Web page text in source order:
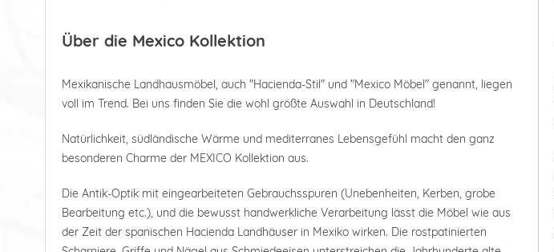
Über die Mexico Kollektion
Mexikanische Landhausmöbel, auch "Hacienda-Stil" und "Mexico Möbel" genannt, liegen
voll im Trend. Bei uns finden Sie die wohl größte Auswahl in Deutschland!
Natürlichkeit, südländische Wärme und mediterranes Lebensgefühl macht den ganz
besonderen Charme der MEXICO Kollektion aus.
Die Antik-Optik mit eingearbeiteten Gebrauchsspuren (Unebenheiten, Kerben, grobe
Bearbeitung etc.), und die bewusst handwerkliche Verarbeitung lässt die Möbel wie aus
der Zeit der spanischen Hacienda Landhäuser in Mexiko wirken. Die rostpatinierten